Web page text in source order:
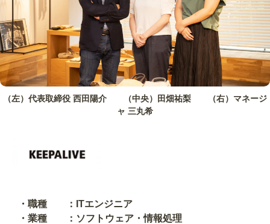
（左）代表取締役 西田陽介 （中央）田畑祐梨 （右）マネージ
ャ 三丸希
・職種 ：ITエンジニア
・業種 ：ソフトウェア・情報処理